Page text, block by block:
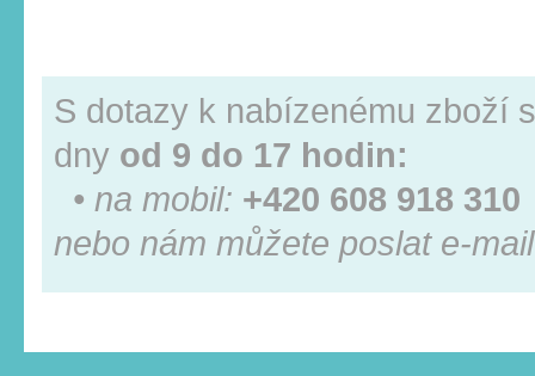
S dotazy k nabízenému zboží
dny od 9 do 17 hodin:
• na mobil: +420 608 918 310
nebo nám můžete poslat e-